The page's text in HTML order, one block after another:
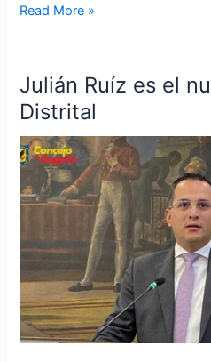
Read More »
Julián Ruíz es el
Distrital
Julián
Ruíz
es
el
nuevo
Contralor
Distrital